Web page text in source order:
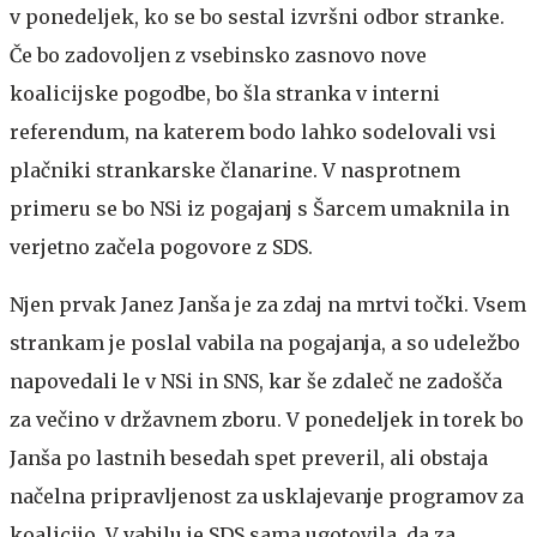
v ponedeljek, ko se bo sestal izvršni odbor stranke.
Če bo zadovoljen z vsebinsko zasnovo nove
koalicijske pogodbe, bo šla stranka v interni
referendum, na katerem bodo lahko sodelovali vsi
plačniki strankarske članarine. V nasprotnem
primeru se bo NSi iz pogajanj s Šarcem umaknila in
verjetno začela pogovore z SDS.
Njen prvak Janez Janša je za zdaj na mrtvi točki. Vsem
strankam je poslal vabila na pogajanja, a so udeležbo
napovedali le v NSi in SNS, kar še zdaleč ne zadošča
za večino v državnem zboru. V ponedeljek in torek bo
Janša po lastnih besedah spet preveril, ali obstaja
načelna pripravljenost za usklajevanje programov za